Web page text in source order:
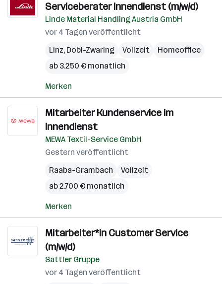
Serviceberater Innendienst (m/w/d)
Linde Material Handling Austria GmbH
vor 4 Tagen veröffentlicht
Linz, Dobl-Zwaring Vollzeit
Homeoffice
ab 3.250 € monatlich
Merken
Mitarbeiter Kundenservice im
Innendienst
MEWA Textil-Service GmbH
Gestern veröffentlicht
Raaba-Grambach
Vollzeit
ab 2.700 € monatlich
Merken
Mitarbeiter*in Customer Service
(m/w/d)
Sattler Gruppe
vor 4 Tagen veröffentlicht